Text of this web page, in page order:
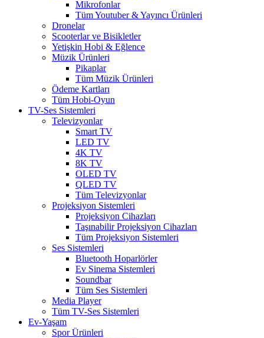
Mikrofonlar
Tüm Youtuber & Yayıncı Ürünleri
Dronelar
Scooterlar ve Bisikletler
Yetişkin Hobi & Eğlence
Müzik Ürünleri
Pikaplar
Tüm Müzik Ürünleri
Ödeme Kartları
Tüm Hobi-Oyun
TV-Ses Sistemleri
Televizyonlar
Smart TV
LED TV
4K TV
8K TV
OLED TV
QLED TV
Tüm Televizyonlar
Projeksiyon Sistemleri
Projeksiyon Cihazları
Taşınabilir Projeksiyon Cihazları
Tüm Projeksiyon Sistemleri
Ses Sistemleri
Bluetooth Hoparlörler
Ev Sinema Sistemleri
Soundbar
Tüm Ses Sistemleri
Media Player
Tüm TV-Ses Sistemleri
Ev-Yaşam
Spor Ürünleri